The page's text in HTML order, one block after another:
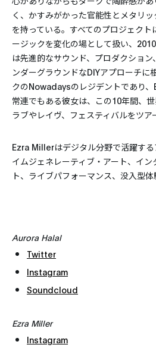
く、かすみがかった官能性とメタリ
を持っている。すべてのプロジェクト
ージックを変化の場として扱い、
は先進的なサウンド、プロダクショ
ンダーグラウンドなDIYアプローチに
クのNowadaysのレジデントであり
常連でもある彼女は、この10年間、
ラブやレイヴ、フェスティバルをツア
Ezra Millerはデジタル分野で活躍する
イムジェネレーティブ・アート、イン
ト、ライブパフォーマンス、没入型体
Aurora Halal
Twitter
Instagram
Soundcloud
Ezra Miller
Instagram